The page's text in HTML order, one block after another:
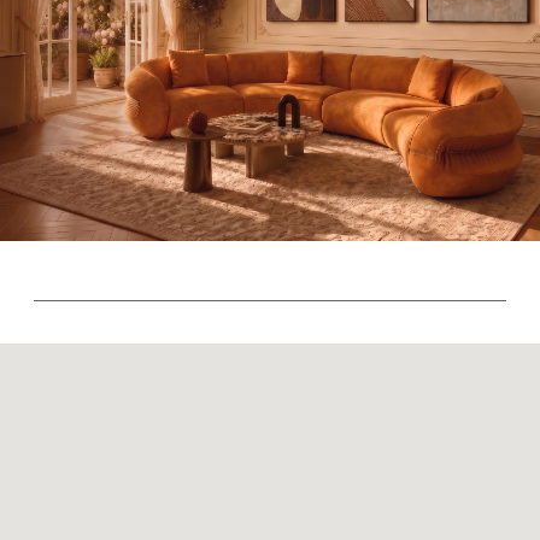
© 2026 Sky Living
Политика конфиденциальности
Политика возврата товаров